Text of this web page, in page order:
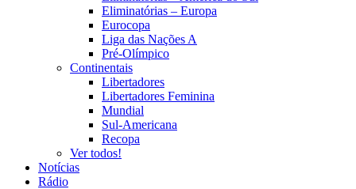
Eliminatórias – Europa
Eurocopa
Liga das Nações A
Pré-Olímpico
Continentais
Libertadores
Libertadores Feminina
Mundial
Sul-Americana
Recopa
Ver todos!
Notícias
Rádio